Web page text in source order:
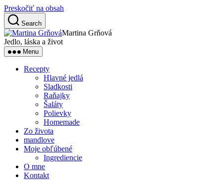
Preskočiť na obsah
Search
Martina Grňová
Jedlo, láska a život
Menu
Recepty
Hlavné jedlá
Sladkosti
Raňajky
Šaláty
Polievky
Homemade
Zo života
mandlove
Moje obľúbené
Ingrediencie
O mne
Kontakt